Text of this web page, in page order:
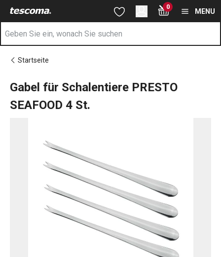
Sie befinden sich auf der Gabel für Schalentiere PRESTO
Zum Hauptinhalt springen
Zur Suche springen
Zur Navigation springen 0
MENU
Startseite
Gabel für Schalentiere PRESTO
SEAFOOD 4 St.